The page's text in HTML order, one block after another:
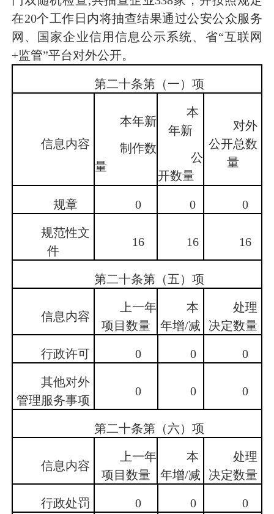
在20个工作日内将抽查结果通过公安公众服务
网、国家企业信用信息公示系统、省“互联网
+监管”平台对外公开。
第二十条第（一）项
信息内容
本年新
制作数
量
本
年新
公
开数量
对外
公开总数
量
规章 0 0 0
规范性文
件
16 16 16
第二十条第（五）项
信息内容
上一年
项目数量
本
年增/减
处理
决定数量
行政许可 0 0 0
其他对外
管理服务事项
0 0 0
第二十条第（六）项
信息内容
上一年
项目数量
本
年增/减
处理
决定数量
行政处罚 0 0 0